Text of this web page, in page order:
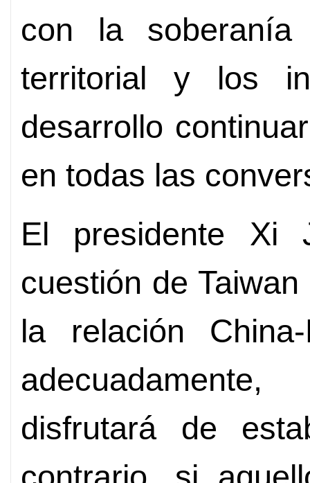
con la soberanía
territorial y los
desarrollo
en todas las
El presidente Xi
cuestión de
la relación
disfrutará de